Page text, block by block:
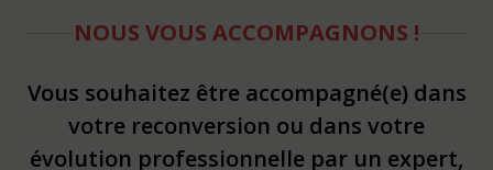
NOUS VOUS ACCOMPAGNONS !
Vous souhaitez être accompagné(e) dans
votre reconversion ou dans votre
évolution professionnelle par un expert,